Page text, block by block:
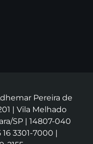
Pereira de
| Vila Melhado
SP | 14807-040
16 3301-7000 |